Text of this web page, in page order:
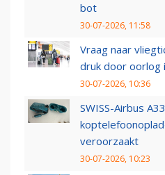
bot
30-07-2026, 11:58
Vraag naar
druk door oorlog
30-07-2026, 10:36
SWISS-Airbus
veroorzaakt
30-07-2026, 10:23